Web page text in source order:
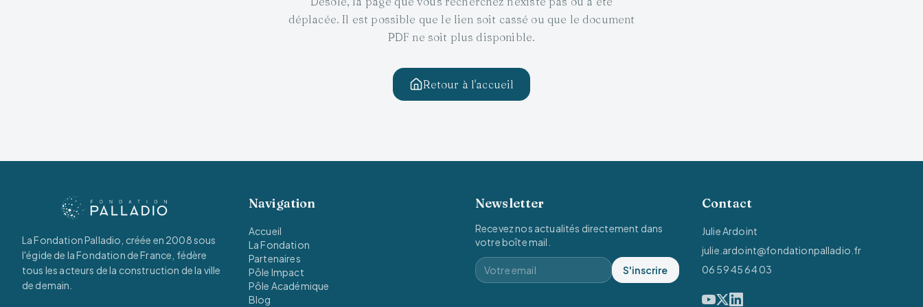
déplacée. Il est possible que le lien soit cassé ou que le document
PDF ne soit plus disponible.
Retour à l'accueil
La Fondation Palladio, créée en 2008 sous
l'égide de la Fondation de France, fédère
tous les acteurs de la construction de la ville
de demain.
Navigation
Accueil
La Fondation
Partenaires
Pôle Impact
Pôle Académique
Blog
Newsletter
Recevez nos actualités directement dans
votre boîte mail.
S'inscrire
Contact
Julie Ardoint
julie.ardoint@fondationpalladio.fr
06 59 45 64 03